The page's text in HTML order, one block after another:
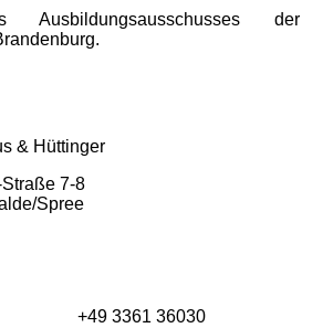
Ausbildungsausschusses der
& Hüttinger
7-8
­Spree
+49 3361 36030